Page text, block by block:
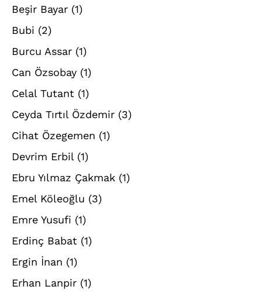
Beşir Bayar (1)
Bubi (2)
Burcu Assar (1)
Can Özsobay (1)
Celal Tutant (1)
Ceyda Tırtıl Özdemir (3)
Cihat Özegemen (1)
Devrim Erbil (1)
Ebru Yılmaz Çakmak (1)
Emel Köleoğlu (3)
Emre Yusufi (1)
Erdinç Babat (1)
Ergin İnan (1)
Erhan Lanpir (1)